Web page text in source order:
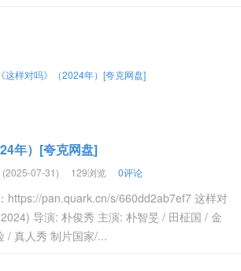
年）[夸克网盘]
(2025-07-31) 129浏览 0评论
https://pan.quark.cn/s/660dd2ab7ef7 这样对
导演: 朴俊秀 主演: 朴智旻 / 田柾国 / 金
/ 真人秀 制片国家/...